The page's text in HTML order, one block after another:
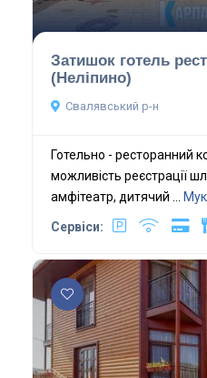
Затишок готель
(Неліпино)
Свалявський р-н
Готельно - ресторанний
можливість реєстрації
амфітеатр, дитячий ...
Сервіси: